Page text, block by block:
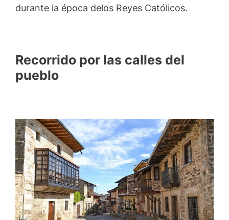
durante la época delos Reyes Católicos.
Recorrido por las calles del
pueblo